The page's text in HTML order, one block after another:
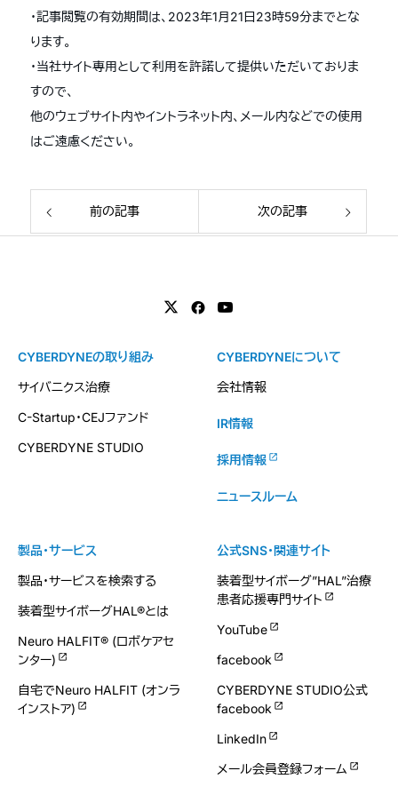
・記事閲覧の有効期間は、2023年1月21日23時59分までとな
ります。
・当社サイト専用として利用を許諾して提供いただいておりま
すので、
他のウェブサイト内やイントラネット内、メール内などでの使用
はご遠慮ください。
前の記事 次の記事
製品・サービス
製品・サービスを検索する
装着型サイボーグHAL®とは
Neuro HALFIT® (ロボケアセ
ンター)
自宅でNeuro HALFIT (オンラ
インストア)
CYBERDYNEの取り組み
サイバニクス治療
C-Startup・CEJファンド
CYBERDYNE STUDIO
CYBERDYNEについて
会社情報
IR情報
採用情報
ニュースルーム
公式SNS・関連サイト
装着型サイボーグ”HAL”治療
患者応援専門サイト
YouTube
facebook
CYBERDYNE STUDIO公式
facebook
LinkedIn
メール会員登録フォーム